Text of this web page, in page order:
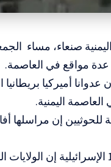
صنعاء، مساء
مواقع في العاصمة.
عدوانا أميركيا
اليمنية.